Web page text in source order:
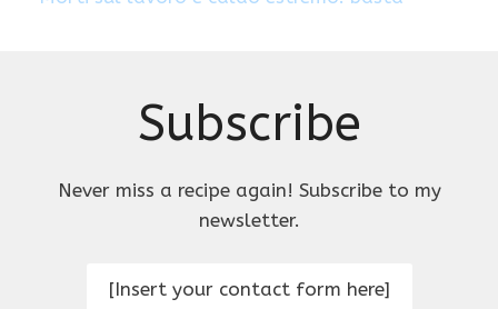
Subscribe
Never miss a recipe again! Subscribe to my
newsletter.
[Insert your contact form here]